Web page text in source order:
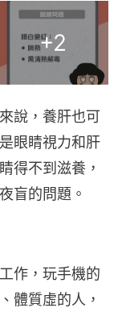
+2
說，養肝也可
眼睛視力和肝
得不到滋養，
盲的問題。
作，玩手機的
體質虛的人，